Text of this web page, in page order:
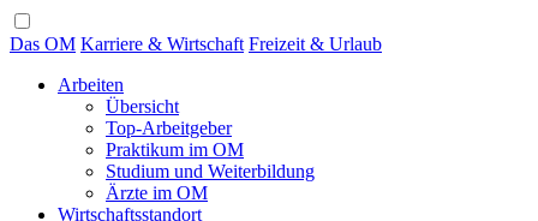
Das OM Karriere & Wirtschaft Freizeit & Urlaub
Arbeiten
Übersicht
Top-Arbeitgeber
Praktikum im OM
Studium und Weiterbildung
Ärzte im OM
Wirtschaftsstandort